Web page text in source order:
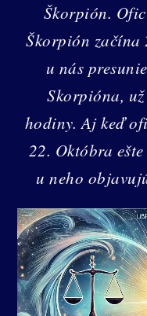
Škorpión.
Škorpión začína
u nás
Skorpióna,
hodiny. Aj keď
22. Októbra
u neho